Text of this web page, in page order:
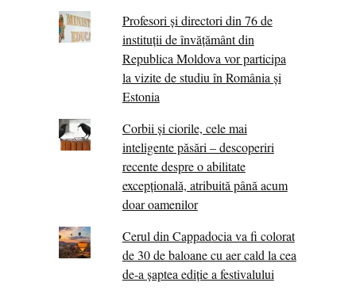
Profesori și directori din 76 de
instituții de învățământ din
Republica Moldova vor participa
la vizite de studiu în România și
Estonia
Corbii şi ciorile, cele mai
inteligente păsări – descoperiri
recente despre o abilitate
excepţională, atribuită până acum
doar oamenilor
Cerul din Cappadocia va fi colorat
de 30 de baloane cu aer cald la cea
de-a șaptea ediție a festivalului